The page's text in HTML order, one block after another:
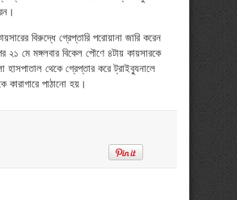
বিরুদ্ধে গ্রেপ্তারি পরোয়ানা জারি করেন
২১ মে মঙ্গলবার বিকেল পৌণে ৪টায় কায়সারকে
হাসপাতাল থেকে গ্রেপ্তার করে ট্রাইব্যুনালে
কারাগারে পাঠানো হয়।